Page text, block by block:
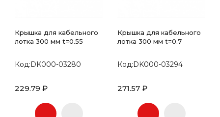
Крышка для кабельного
лотка 300 мм t=0.55
Код:DK000-03280
229.79 ₽
Крышка для кабельного
лотка 300 мм t=0.7
Код:DK000-03294
271.57 ₽